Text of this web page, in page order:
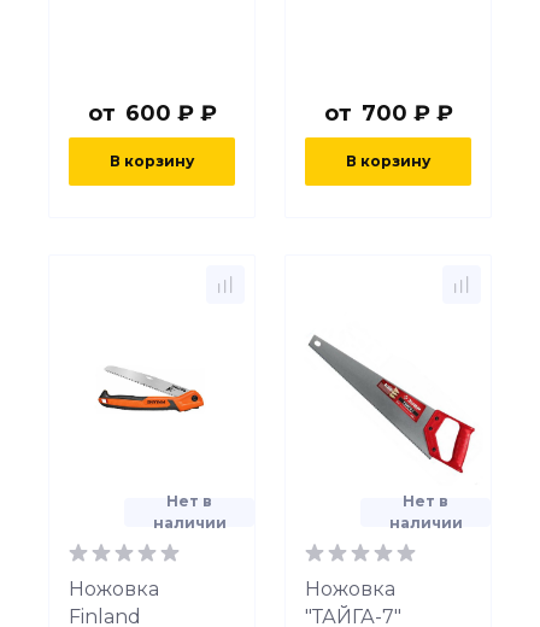
от 600 ₽ ₽
В корзину
от 700 ₽ ₽
В корзину
Нет в
наличии
Ножовка
Finland
Нет в
наличии
Ножовка
"ТАЙГА-7"